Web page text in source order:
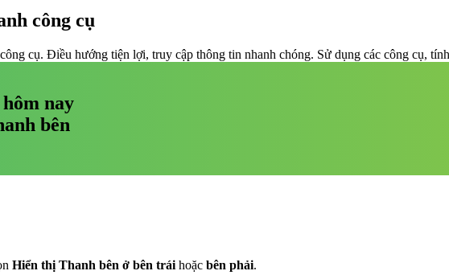
công cụ
cụ. Điều hướng tiện lợi, truy cập thông tin nhanh chóng. Sử dụng các công cụ,
nay
bên
Hiển thị Thanh bên ở bên trái hoặc bên phải.